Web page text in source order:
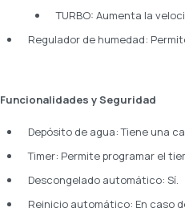
TURBO: Aumenta la
Regulador de humedad:
Funcionalidades y Seguridad
Depósito de agua: Tiene una
Timer: Permite programar el
Descongelado automático: Sí.
Reinicio automático: En caso